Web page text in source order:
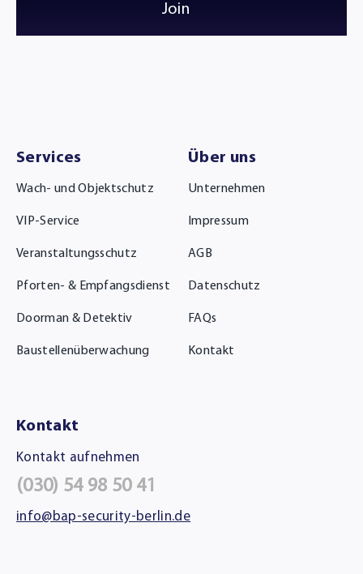
Join
Services
Wach- und Objektschutz
VIP-Service
Veranstaltungsschutz
Pforten- & Empfangsdienst
Doorman & Detektiv
Baustellenüberwachung
Über uns
Unternehmen
Impressum
AGB
Datenschutz
FAQs
Kontakt
Kontakt
Kontakt aufnehmen
(030) 54 98 50 41
info@bap-security-berlin.de